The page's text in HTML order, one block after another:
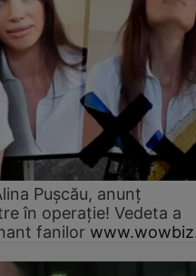
Pușcău, anunț
în operație! Vedeta a
fanilor